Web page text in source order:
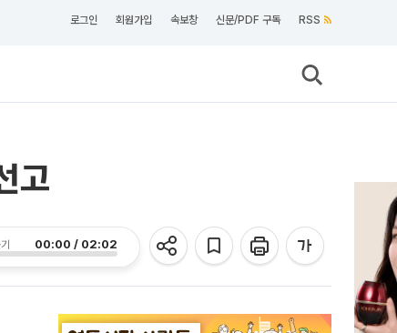
로그인 회원가입 속보창 신문/PDF 구독 RSS
고
00:00 / 02:02